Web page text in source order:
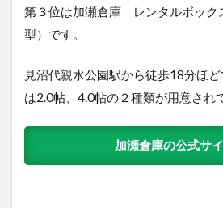
第３位は加瀬倉庫 レンタルボック
型）です。
見沼代親水公園駅から徒歩18分ほ
は2.0帖、4.0帖の２種類が用意され
加瀬倉庫の公式サ